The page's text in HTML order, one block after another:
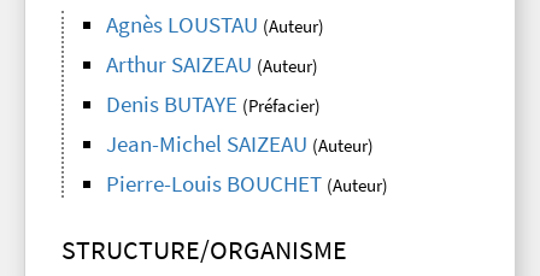
Agnès LOUSTAU (Auteur)
Arthur SAIZEAU (Auteur)
Denis BUTAYE (Préfacier)
Jean-Michel SAIZEAU (Auteur)
Pierre-Louis BOUCHET (Auteur)
STRUCTURE/ORGANISME